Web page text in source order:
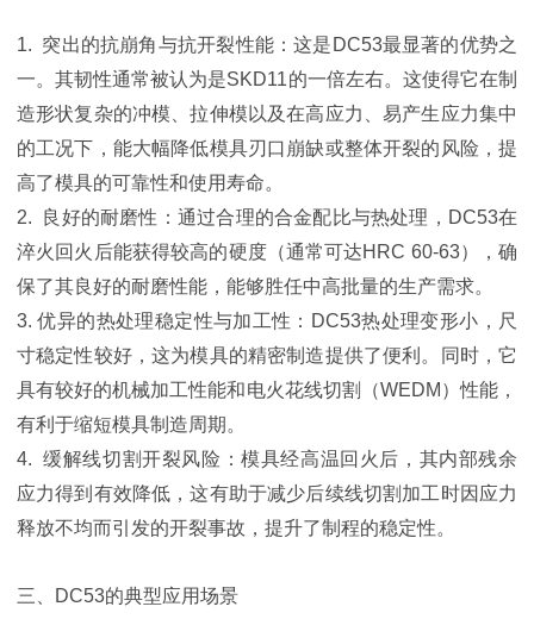
1. 突出的抗崩角与抗开裂性能：这是DC53最显著的优势之
一。其韧性通常被认为是SKD11的一倍左右。这使得它在制
造形状复杂的冲模、拉伸模以及在高应力、易产生应力集中
的工况下，能大幅降低模具刃口崩缺或整体开裂的风险，提
高了模具的可靠性和使用寿命。
2. 良好的耐磨性：通过合理的合金配比与热处理，DC53在
淬火回火后能获得较高的硬度（通常可达HRC 60-63），确
保了其良好的耐磨性能，能够胜任中高批量的生产需求。
3. 优异的热处理稳定性与加工性：DC53热处理变形小，尺
寸稳定性较好，这为模具的精密制造提供了便利。同时，它
具有较好的机械加工性能和电火花线切割（WEDM）性能，
有利于缩短模具制造周期。
4. 缓解线切割开裂风险：模具经高温回火后，其内部残余
应力得到有效降低，这有助于减少后续线切割加工时因应力
释放不均而引发的开裂事故，提升了制程的稳定性。
三、DC53的典型应用场景